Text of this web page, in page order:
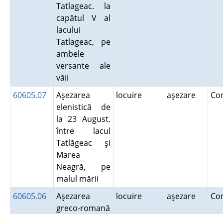
Tatlageac. la
capătul V al
lacului
Tatlageac, pe
ambele
versante ale
văii
60605.07
Aşezarea
elenistică de
la 23 August.
între lacul
Tatlăgeac şi
Marea
Neagră, pe
malul mării
locuire aşezare
60605.06
Aşezarea
greco-romană
locuire aşezare